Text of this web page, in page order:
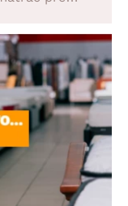
spánok od